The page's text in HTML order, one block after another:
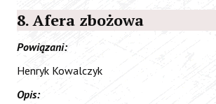
8. Afera zbożowa
Powiązani:
Henryk Kowalczyk
Opis: